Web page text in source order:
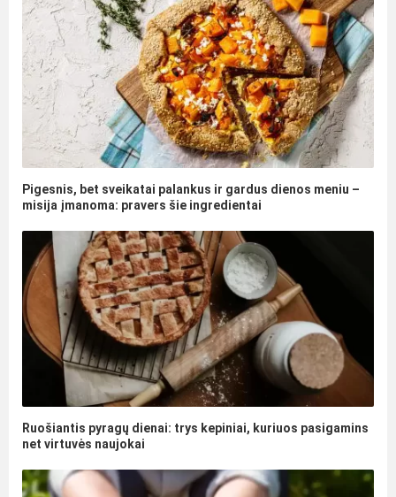
Pigesnis, bet sveikatai palankus ir gardus dienos meniu –
misija įmanoma: pravers šie ingredientai
Ruošiantis pyragų dienai: trys kepiniai, kuriuos pasigamins
net virtuvės naujokai